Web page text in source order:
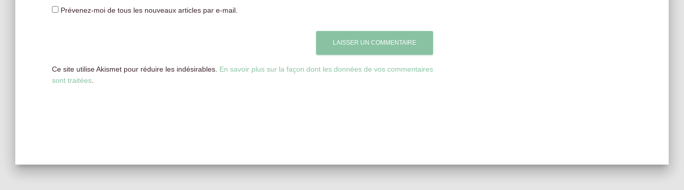
Prévenez-moi de tous les nouveaux articles par e-mail.
Ce site utilise Akismet pour réduire les indésirables. En savoir plus sur la façon dont les données de vos commentaires
sont traitées